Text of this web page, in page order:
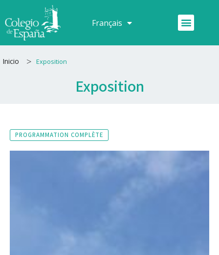
au
contenu
Français
Español Menu
Inicio > Exposition
Exposition
PROGRAMMATION COMPLÈTE